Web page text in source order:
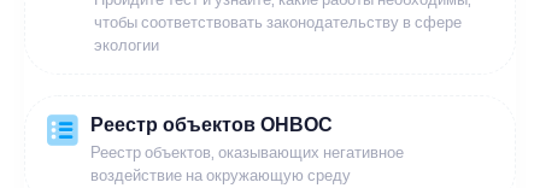
чтобы соответствовать законодательству в сфере
экологии
Реестр объектов ОНВОС
Реестр объектов, оказывающих негативное
воздействие на окружающую среду